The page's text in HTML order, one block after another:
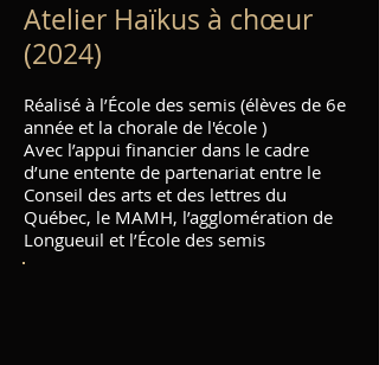
Atelier Haïkus à chœur
(2024)
Réalisé à l’École des semis (élèves de 6e
année et la chorale de l'école )
Avec l’appui financier dans le cadre
d’une entente de partenariat entre le
Conseil des arts et des lettres du
Québec, le MAMH, l’agglomération de
Longueuil et l’École des semis